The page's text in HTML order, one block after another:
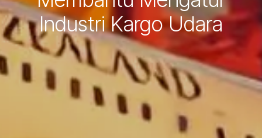
Industri Kargo Udara